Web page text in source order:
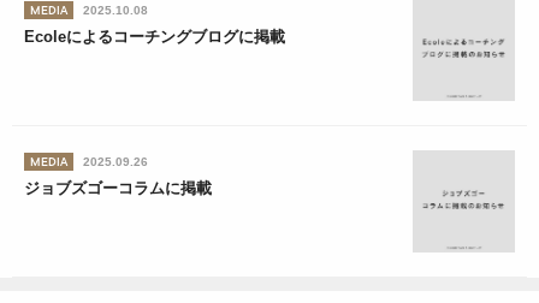
MEDIA 2025.10.08
Ecoleによるコーチングブログに掲載
MEDIA 2025.09.26
ジョブズゴーコラムに掲載